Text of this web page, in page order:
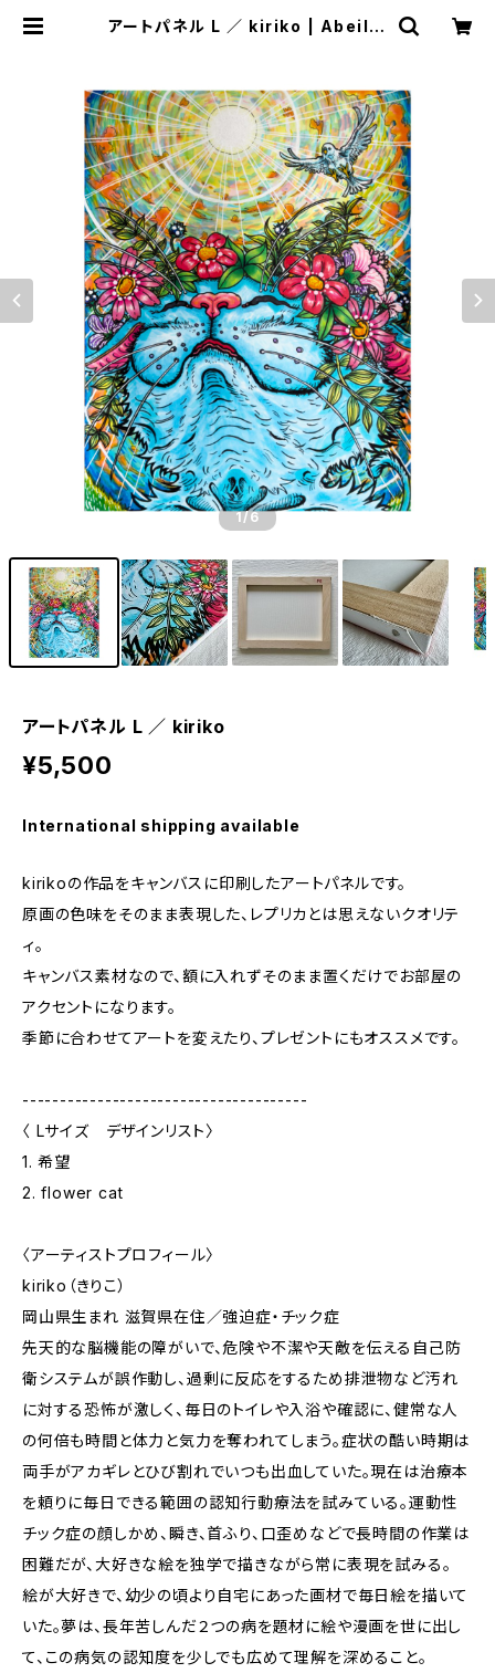
アートパネル L ／ kiriko | Abeille
1/6
アートパネル L ／ kiriko
¥5,500
International shipping available
kirikoの作品をキャンバスに印刷したアートパネルです。
原画の色味をそのまま表現した、レプリカとは思えないクオリテ
ィ。
キャンバス素材なので、額に入れずそのまま置くだけでお部屋の
アクセントになります。
季節に合わせてアートを変えたり、プレゼントにもオススメです。
--------------------------------------
〈 Lサイズ デザインリスト〉
1. 希望
2. flower cat
〈アーティストプロフィール〉
kiriko（きりこ）
岡山県生まれ 滋賀県在住／強迫症・チック症
先天的な脳機能の障がいで、危険や不潔や天敵を伝える自己防
衛システムが誤作動し、過剰に反応をするため排泄物など汚れ
に対する恐怖が激しく、毎日のトイレや入浴や確認に、健常な人
の何倍も時間と体力と気力を奪われてしまう。症状の酷い時期は
両手がアカギレとひび割れでいつも出血していた。現在は治療本
を頼りに毎日できる範囲の認知行動療法を試みている。運動性
チック症の顔しかめ、瞬き、首ふり、口歪めなどで長時間の作業は
困難だが、大好きな絵を独学で描きながら常に表現を試みる。
絵が大好きで、幼少の頃より自宅にあった画材で毎日絵を描いて
いた。夢は、長年苦しんだ２つの病を題材に絵や漫画を世に出し
て、この病気の認知度を少しでも広めて理解を深めること。